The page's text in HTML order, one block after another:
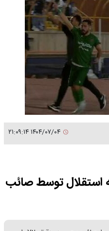
توسط صائب